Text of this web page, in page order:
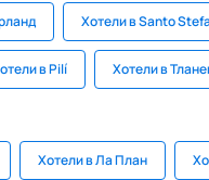
Хотели в Santo
в Pilí Хотели в
Хотели в Ла План